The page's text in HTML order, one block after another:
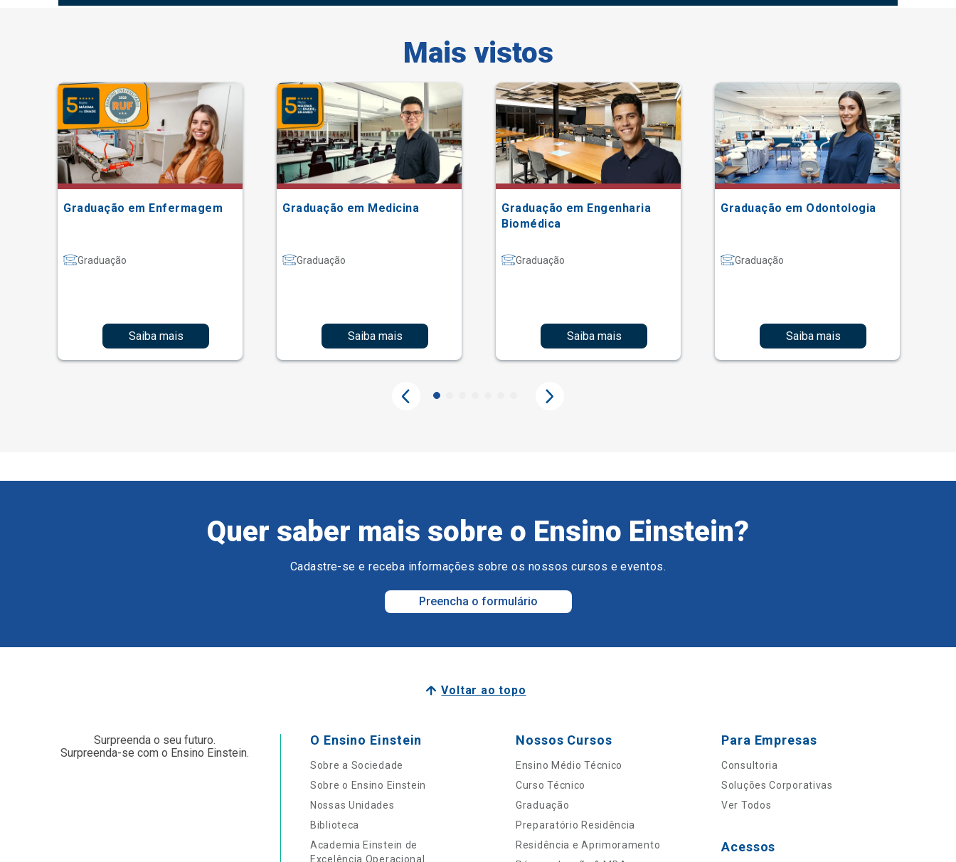
Mais vistos
Graduação em Enfermagem
Graduação
Saiba mais
Graduação em Medicina
Graduação
Saiba mais
Graduação em Engenharia
Biomédica
Graduação
Saiba mais
Graduação em Odontologia
Graduação
Saiba mais
Quer saber mais sobre o Ensino Einstein?
Cadastre-se e receba informações sobre os nossos cursos e eventos.
Preencha o formulário
Voltar ao topo
Surpreenda o seu futuro.
Surpreenda-se com o Ensino Einstein.
O Ensino Einstein
Sobre a Sociedade
Sobre o Ensino Einstein
Nossas Unidades
Biblioteca
Academia Einstein de
Excelência Operacional
Nossos Cursos
Ensino Médio Técnico
Curso Técnico
Graduação
Preparatório Residência
Residência e Aprimoramento
Para Empresas
Consultoria
Soluções Corporativas
Ver Todos
Acessos